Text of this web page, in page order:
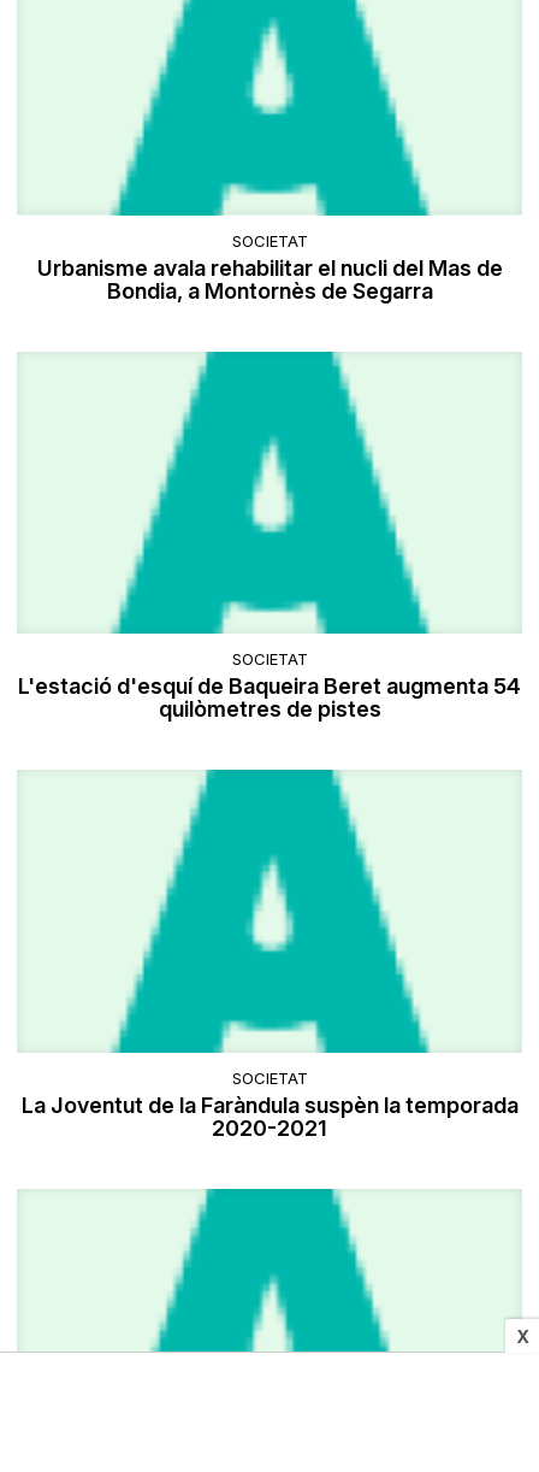
X
SOCIETAT
Urbanisme avala rehabilitar el nucli del Mas de
Bondia, a Montornès de Segarra
SOCIETAT
L'estació d'esquí de Baqueira Beret augmenta 54
quilòmetres de pistes
SOCIETAT
La Joventut de la Faràndula suspèn la temporada
2020-2021